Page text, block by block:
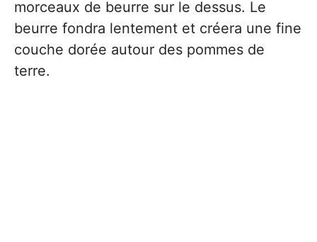
morceaux de beurre sur le dessus. Le
beurre fondra lentement et créera une fine
couche dorée autour des pommes de
terre.